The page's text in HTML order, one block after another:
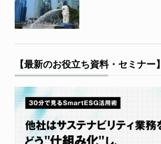
【最新のお役立ち資料・セミナー】